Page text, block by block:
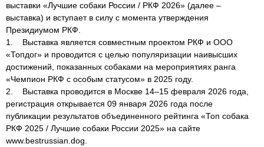
выставки «Лучшие собаки России / РКФ 2026» (далее –
выставка) и вступает в силу с момента утверждения
Президиумом РКФ.
1. Выставка является совместным проектом РКФ и ООО
«Топдог» и проводится с целью популяризации наивысших
достижений, показанных собаками на мероприятиях ранга
«Чемпион РКФ с особым статусом» в 2025 году.
2. Выставка проводится в Москве 14–15 февраля 2026 года,
регистрация открывается 09 января 2026 года после
публикации результатов объединенного рейтинга «Топ собака
РКФ 2025 / Лучшие собаки России 2025» на сайте
www.bestrussian.dog.